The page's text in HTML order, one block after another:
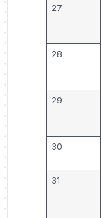
27
28
29
30
31